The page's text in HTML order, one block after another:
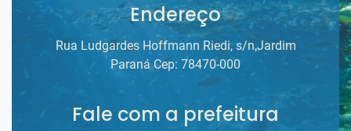
Endereço
Rua Ludgardes Hoffmann Riedi, s/n,Jardim
Paraná Cep: 78470-000
Fale com a prefeitura